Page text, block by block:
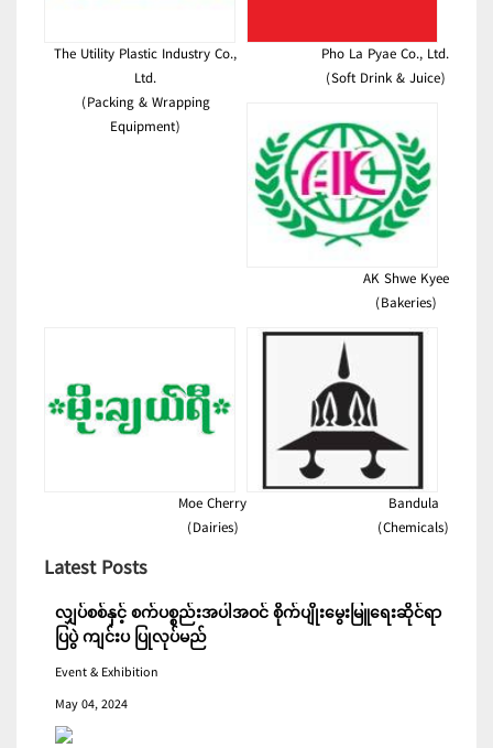
The Utility Plastic Industry Co.,
Ltd.
(Packing & Wrapping
Equipment)
Pho La Pyae Co., Ltd.
(Soft Drink & Juice)
AK Shwe Kyee
(Bakeries)
Moe Cherry
(Dairies)
Bandula
(Chemicals)
Latest Posts
လျှပ်စစ်နှင့် စက်ပစ္စည်းအပါအဝင် စိုက်ပျိုးမွေးမြူရေးဆိုင်ရာ
ပြပွဲ ကျင်းပ ပြုလုပ်မည်
Event & Exhibition
May 04, 2024